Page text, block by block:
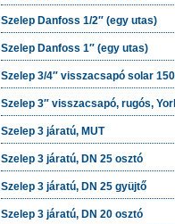
Szelep Danfoss 1/2″ (egy utas)
Szelep Danfoss 1″ (egy utas)
Szelep 3/4″ visszacsapó solar
Szelep 3″ visszacsapó, rugós,
Szelep 3 járatú, MUT
Szelep 3 járatú, DN 25 osztó
Szelep 3 járatú, DN 25 gyüjtő
Szelep 3 járatú, DN 20 osztó